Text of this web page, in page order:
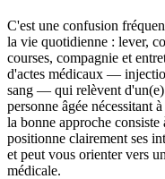
C'est une confusion
la vie quotidienne : lever,
courses, compagnie et
d'actes médicaux —
sang — qui relèvent
personne âgée nécessitant
la bonne approche
positionne clairement ses
et peut vous orienter vers
médicale.